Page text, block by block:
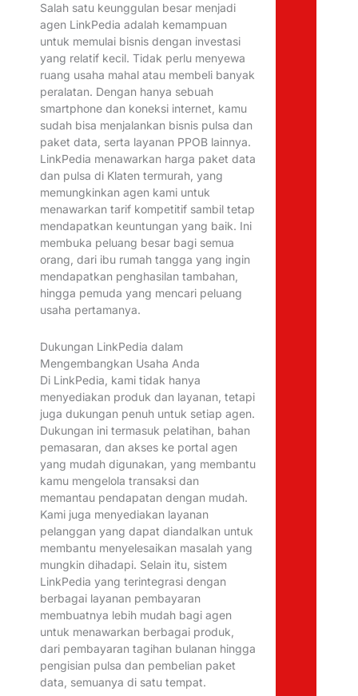
Salah satu keunggulan besar menjadi
agen LinkPedia adalah kemampuan
untuk memulai bisnis dengan investasi
yang relatif kecil. Tidak perlu menyewa
ruang usaha mahal atau membeli banyak
peralatan. Dengan hanya sebuah
smartphone dan koneksi internet, kamu
sudah bisa menjalankan bisnis pulsa dan
paket data, serta layanan PPOB lainnya.
LinkPedia menawarkan harga paket data
dan pulsa di Klaten termurah, yang
memungkinkan agen kami untuk
menawarkan tarif kompetitif sambil tetap
mendapatkan keuntungan yang baik. Ini
membuka peluang besar bagi semua
orang, dari ibu rumah tangga yang ingin
mendapatkan penghasilan tambahan,
hingga pemuda yang mencari peluang
usaha pertamanya.
Dukungan LinkPedia dalam
Mengembangkan Usaha Anda
Di LinkPedia, kami tidak hanya
menyediakan produk dan layanan, tetapi
juga dukungan penuh untuk setiap agen.
Dukungan ini termasuk pelatihan, bahan
pemasaran, dan akses ke portal agen
yang mudah digunakan, yang membantu
kamu mengelola transaksi dan
memantau pendapatan dengan mudah.
Kami juga menyediakan layanan
pelanggan yang dapat diandalkan untuk
membantu menyelesaikan masalah yang
mungkin dihadapi. Selain itu, sistem
LinkPedia yang terintegrasi dengan
berbagai layanan pembayaran
membuatnya lebih mudah bagi agen
untuk menawarkan berbagai produk,
dari pembayaran tagihan bulanan hingga
pengisian pulsa dan pembelian paket
data, semuanya di satu tempat.